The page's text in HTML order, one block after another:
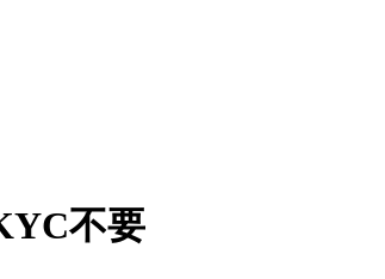
不要